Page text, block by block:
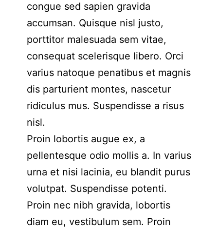
congue sed sapien gravida
accumsan. Quisque nisl justo,
porttitor malesuada sem vitae,
consequat scelerisque libero. Orci
varius natoque penatibus et magnis
dis parturient montes, nascetur
ridiculus mus. Suspendisse a risus
nisl.
Proin lobortis augue ex, a
pellentesque odio mollis a. In varius
urna et nisi lacinia, eu blandit purus
volutpat. Suspendisse potenti.
Proin nec nibh gravida, lobortis
diam eu, vestibulum sem. Proin